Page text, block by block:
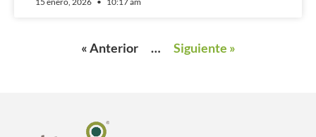
« Anterior … Siguiente »